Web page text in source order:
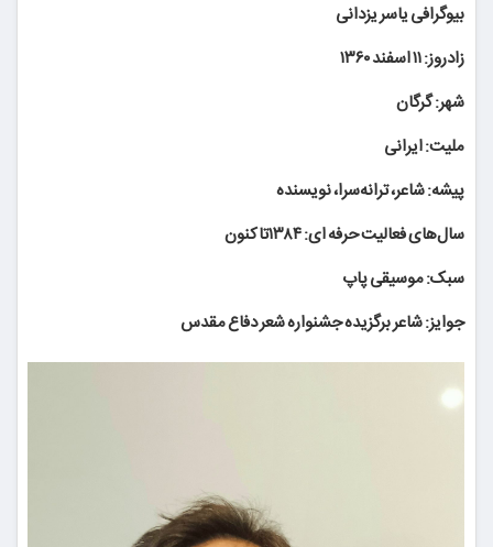
بیوگرافی یاسر یزدانی
زادروز: ۱۱ اسفند ۱۳۶۰
شهر: گرگان
ملیت: ایرانی
پیشه: شاعر، ترانه‌سرا، نویسنده
سال‌های فعالیت حرفه ای: ۱۳۸۴تاکنون
سبک: موسیقی پاپ
جوایز: شاعر برگزیده جشنواره شعر دفاع مقدس